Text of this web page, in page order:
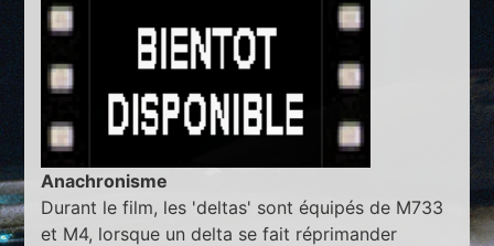
Anachronisme
Durant le film, les 'deltas' sont équipés de M733
et M4, lorsque un delta se fait réprimander